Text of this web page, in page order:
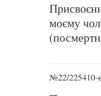
моєму
№22/225410-